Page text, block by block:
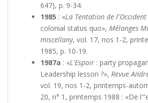
647), p. 9-34.
1985 : «La Tentation de l'Occident
colonial status quo», Mélanges
miscellany, vol. 17, nos 1-2,
1985, p. 10-19.
1987a : «L'Espoir : party
Leadership lesson ?», Revue
vol. 19, nos 1-2, printemps-
20, n° 1, printemps 1988 : «De